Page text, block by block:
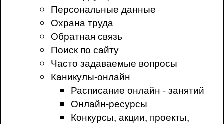
Персональные данные
Охрана труда
Обратная связь
Поиск по сайту
Часто задаваемые вопросы
Каникулы-онлайн
Расписание онлайн - занятий
Онлайн-ресурсы
Конкурсы, акции, проекты,